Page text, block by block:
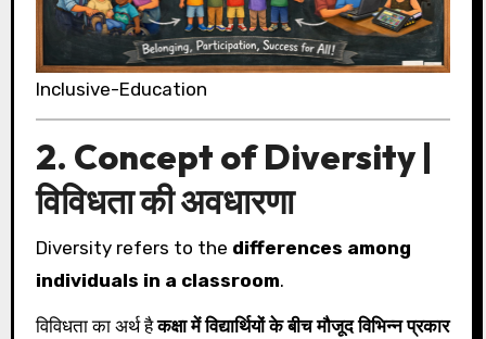
Inclusive-Education
2. Concept of Diversity |
विविधता की अवधारणा
Diversity refers to the differences among
individuals in a classroom.
विविधता का अर्थ हैकक्षा में विद्यार्थियों के बीच मौजूद विभिन्न प्रकार